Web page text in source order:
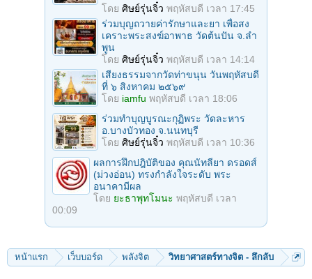
โดย ศิษย์รุ่นจิ๋ว พฤหัสบดี เวลา 17:45
ร่วมบุญถวายค่ารักษาและยา เพื่อสง
เคราะพระสงฆ์อาพาธ วัดต้นปัน จ.ลํา
พูน
โดย ศิษย์รุ่นจิ๋ว พฤหัสบดี เวลา 14:14
เสียงธรรมจากวัดท่าขนุน วันพฤหัสบดี
ที่ ๖ สิงหาคม ๒๕๖๙
โดย iamfu พฤหัสบดี เวลา 18:06
ร่วมทําบุญบูรณะกุฏิพระ วัดละหาร
อ.บางบัวทอง จ.นนทบุรี
โดย ศิษย์รุ่นจิ๋ว พฤหัสบดี เวลา 10:36
ผลการฝึกปฎิบัติของ คุณนัทลียา ดรอดส์
(ม่วงอ่อน) ทรงกำลังใจระดับ พระ
อนาคามีผล
โดย ยะธาพุทโมนะ พฤหัสบดี เวลา
00:09
หน้าแรก เว็บบอร์ด พลังจิต วิทยาศาสตร์ทางจิต - ลึกลับ